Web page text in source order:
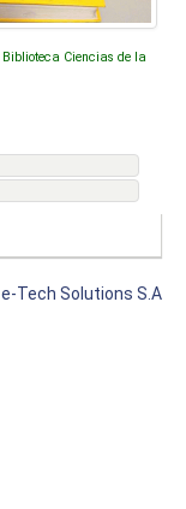
Biblioteca Ciencias de la
e-Tech Solutions S.A